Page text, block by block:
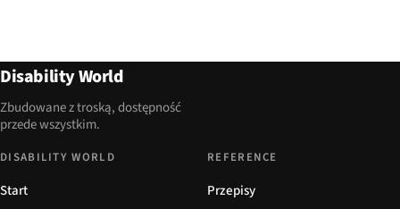
Disability World
Zbudowane z troską, dostępność
przede wszystkim.
DISABILITY WORLD
Start
REFERENCE
Przepisy